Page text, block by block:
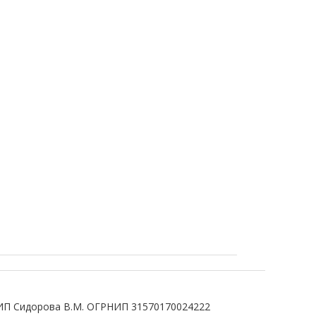
Сидорова В.М. ОГРНИП 31570170024222